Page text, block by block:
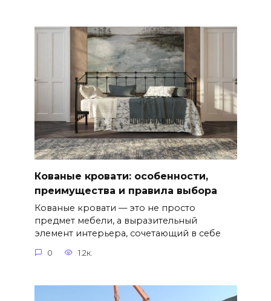
Кованые кровати: особенности,
преимущества и правила выбора
Кованые кровати — это не просто
предмет мебели, а выразительный
элемент интерьера, сочетающий в себе
0 1.2к.